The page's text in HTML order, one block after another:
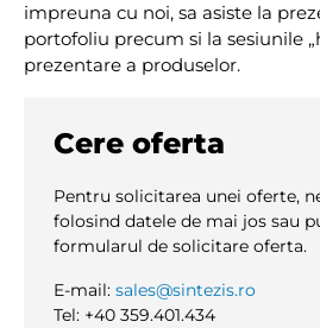
impreuna cu noi, sa asiste la
portofoliu precum si la sesiunile
prezentare a produselor.
Cere oferta
Pentru solicitarea unei oferte,
folosind datele de mai jos sau
formularul de solicitare oferta.
E-mail: sales@sintezis.ro
Tel: +40 359.401.434